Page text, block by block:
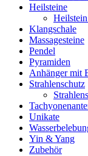
Heilsteine
Klangschale
Massagesteine
Pendel
Pyramiden
Anhänger mit
Strahlenschutz
Unikate
Yin & Yang
Zubehör